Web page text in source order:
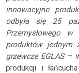
innowacyjne
odbyła się 25
Przemysłowego
produktów jednym
grzewcze EGLAS–
produkcji i